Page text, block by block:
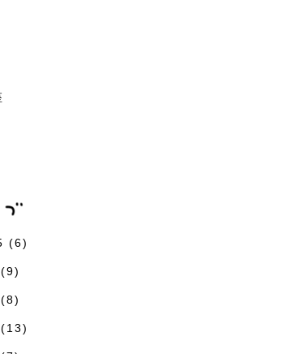
(6)
(9)
(8)
(13)